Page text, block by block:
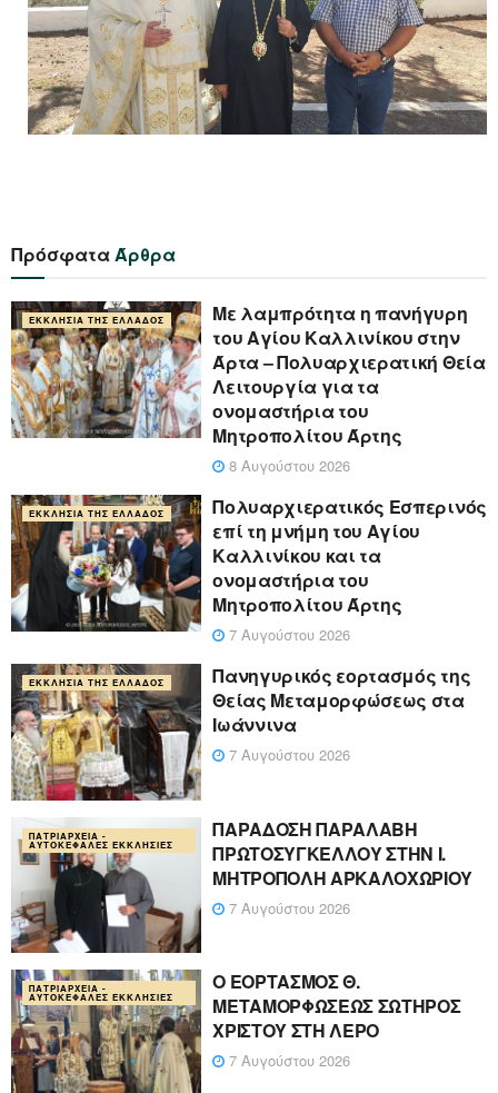
ΠρόσφαταΆρθρα
ΕΚΚΛΗΣΊΑ ΤΗΣ ΕΛΛΆΔΟΣ
Με λαμπρότητα η πανήγυρη
του Αγίου Καλλινίκου στην
Άρτα – Πολυαρχιερατική Θεία
Λειτουργία για τα
ονομαστήρια του
Μητροπολίτου Άρτης
8 Αυγούστου 2026
ΕΚΚΛΗΣΊΑ ΤΗΣ ΕΛΛΆΔΟΣ
Πολυαρχιερατικός Εσπερινός
επί τη μνήμη του Αγίου
Καλλινίκου και τα
ονομαστήρια του
Μητροπολίτου Άρτης
7 Αυγούστου 2026
ΕΚΚΛΗΣΊΑ ΤΗΣ ΕΛΛΆΔΟΣ
Πανηγυρικός εορτασμός της
Θείας Μεταμορφώσεως στα
Ιωάννινα
7 Αυγούστου 2026
ΠΑΤΡΙΑΡΧΕΊΑ -
ΑΥΤΟΚΈΦΑΛΕΣ ΕΚΚΛΗΣΊΕΣ
ΠΑΡΑΔΟΣΗ ΠΑΡΑΛΑΒΗ
ΠΡΩΤΟΣΥΓΚΕΛΛΟΥ ΣΤΗΝ Ι.
ΜΗΤΡΟΠΟΛΗ ΑΡΚΑΛΟΧΩΡΙΟΥ
7 Αυγούστου 2026
ΠΑΤΡΙΑΡΧΕΊΑ -
ΑΥΤΟΚΈΦΑΛΕΣ ΕΚΚΛΗΣΊΕΣ
Ο ΕΟΡΤΑΣΜΟΣ Θ.
ΜΕΤΑΜΟΡΦΩΣΕΩΣ ΣΩΤΗΡΟΣ
ΧΡΙΣΤΟΥ ΣΤΗ ΛΕΡΟ
7 Αυγούστου 2026